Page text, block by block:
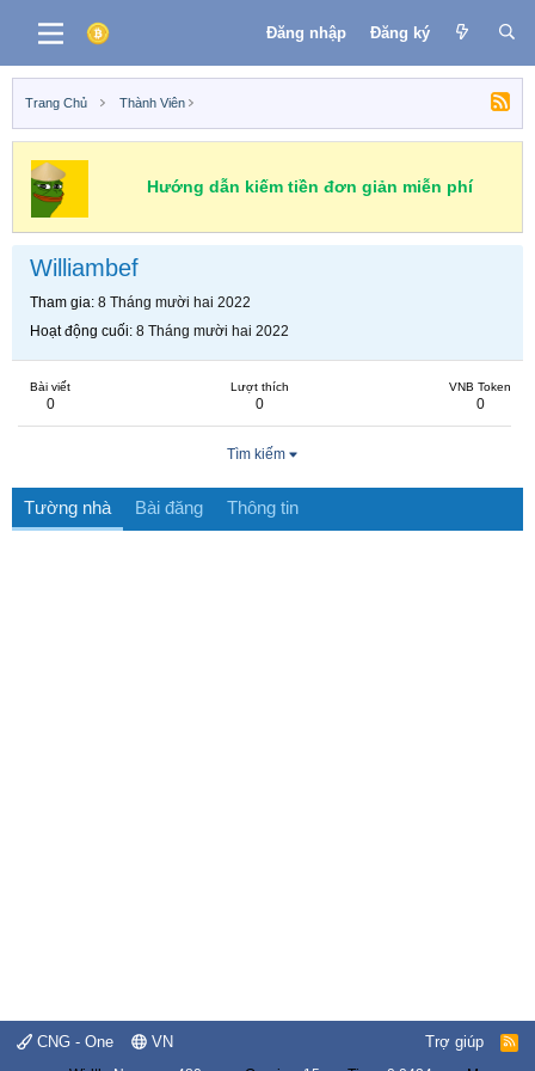
Đăng nhập Đăng ký
Trang Chủ Thành Viên
Hướng dẫn kiếm tiền đơn giản miễn phí
Williambef
Tham gia 8 Tháng mười hai 2022
Hoạt động cuối 8 Tháng mười hai 2022
Bài viết
0
Lượt thích
0
VNB Token
0
Tìm kiếm
Tường nhà Bài đăng Thông tin
CNG - One VN Trợ giúp
R